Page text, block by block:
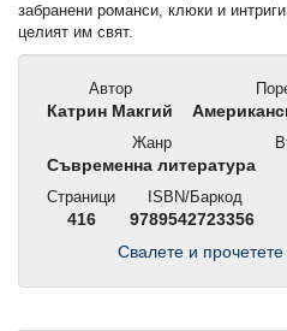
забранени романси, клюки и
целият им свят.
Автор
Катрин Макгий
Жанр
Съвременна литература
Страници
416
ISBN/Баркод
9789542723356
Свалете и прочетете